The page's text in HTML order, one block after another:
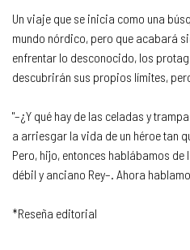
Un viaje que se inicia como una
mundo nórdico, pero que acabará
enfrentar lo desconocido, los
descubrirán sus propios límites,
"–¿Y qué hay de las celadas y
a arriesgar la vida de un héroe tan
Pero, hijo, entonces hablábamos
débil y anciano Rey–. Ahora
*Reseña editorial